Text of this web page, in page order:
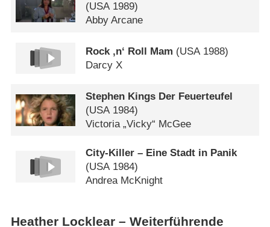
(USA1989)
Abby Arcane
Rock ‚n‘ Roll Mam (USA1988)
Darcy X
Stephen Kings Der Feuerteufel
(USA 1984)
Victoria „Vicky“ McGee
City-Killer – Eine Stadt in Panik
(USA1984)
Andrea McKnight
Heather Locklear – Weiterführende